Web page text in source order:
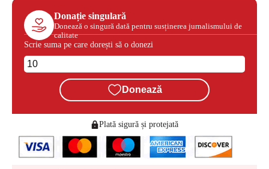
Donație singulară
Donează o singură dată pentru susținerea jurnalismului de
calitate
Scrie suma pe care dorești să o donezi
Donează
Plată sigură și protejată